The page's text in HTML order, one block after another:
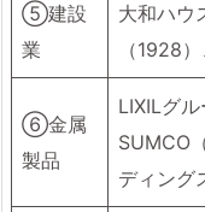
⑤建設
業
大和ハウ
（1928
⑥金属
製品
LIXILグ
SUMCO
ディング